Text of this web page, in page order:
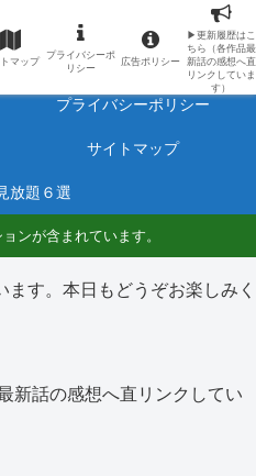
タバレ有りで毎日更新しています。
プロフィール
プライバシーポリシー
サイトマップ
放題６選
ンが含まれています。
す。本日もどうぞお楽しみく
新話の感想へ直リンクしてい
マップ
プライバシーポ
リシー
広告ポリシー
▶更新履歴はこ
ちら（各作品最
新話の感想へ直
リンクしていま
す）